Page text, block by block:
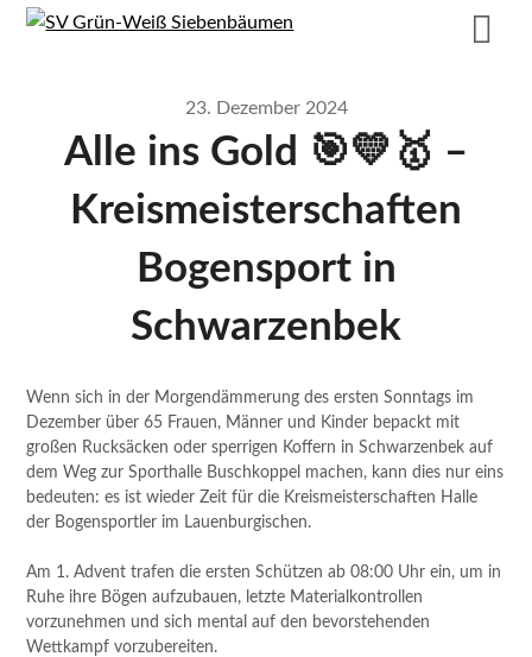
23. Dezember 2024
Alle ins Gold 🎯💛🥇 –
Kreismeisterschaften
Bogensport in
Schwarzenbek
Wenn sich in der Morgendämmerung des ersten Sonntags im
Dezember über 65 Frauen, Männer und Kinder bepackt mit
großen Rucksäcken oder sperrigen Koffern in Schwarzenbek auf
dem Weg zur Sporthalle Buschkoppel machen, kann dies nur eins
bedeuten: es ist wieder Zeit für die Kreismeisterschaften Halle
der Bogensportler im Lauenburgischen.
Am 1. Advent trafen die ersten Schützen ab 08:00 Uhr ein, um in
Ruhe ihre Bögen aufzubauen, letzte Materialkontrollen
vorzunehmen und sich mental auf den bevorstehenden
Wettkampf vorzubereiten.